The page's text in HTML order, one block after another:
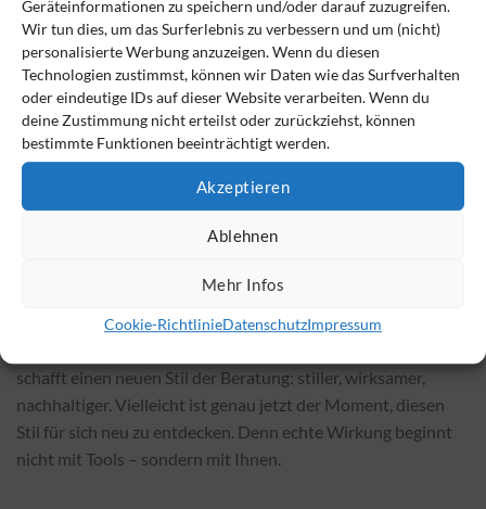
Geräteinformationen zu speichern und/oder darauf zuzugreifen.
Wir tun dies, um das Surferlebnis zu verbessern und um (nicht)
personalisierte Werbung anzuzeigen. Wenn du diesen
Technologien zustimmst, können wir Daten wie das Surfverhalten
oder eindeutige IDs auf dieser Website verarbeiten. Wenn du
deine Zustimmung nicht erteilst oder zurückziehst, können
bestimmte Funktionen beeinträchtigt werden.
Akzeptieren
Ablehnen
Mehr Infos
Cookie-RichtlinieDatenschutzImpressum
kann Freiraum schaffen. Automatisierte Analysen, smarte
Tools und digitale Assistenten helfen, den Lärm zu
reduzieren. Damit die Beraterin, der Berater, wieder das
Wesentliche sehen kann: den Menschen gegenüber.
KI nimmt Ihnen nicht das Denken ab – aber das Rauschen
drumherum.
Der neue Beratungsstil: Bewusst & wirksam
Die Rolle von Beratung wandelt sich. Weg vom reinen
brauchen heute keine weiteren Informationen – sie brauchen
Klarheit, Resonanz und echte Verbindung. Wer Intuition,
schafft einen neuen Stil der Beratung: stiller, wirksamer,
nachhaltiger. Vielleicht ist genau jetzt der Moment, diesen
Stil für sich neu zu entdecken. Denn echte Wirkung beginnt
nicht mit Tools – sondern mit Ihnen.